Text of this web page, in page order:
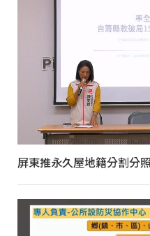
屏東推永久屋地籍分割分